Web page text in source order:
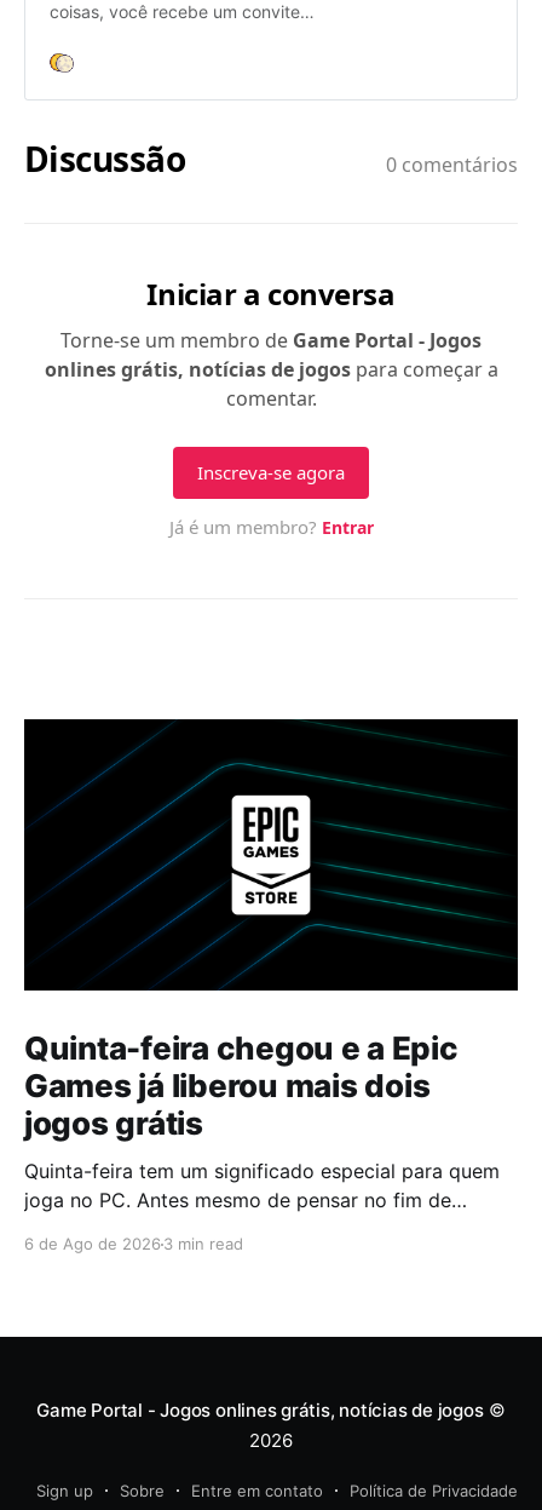
coisas, você recebe um convite
com apenas um casebre, algumas
farm sim com elementos roguelike,
Quinta-feira chegou e a Epic
Games já liberou mais dois
jogos grátis
Quinta-feira tem um significado especial para quem
joga no PC. Antes mesmo de pensar no fim de
descobrir quais serão os próximos jogos a entrar na
6 de Ago de 2026 3 min read
Game Portal - Jogos onlines grátis, notícias de jogos©
2026
Sign up Sobre Entre em contato Política de Privacidade